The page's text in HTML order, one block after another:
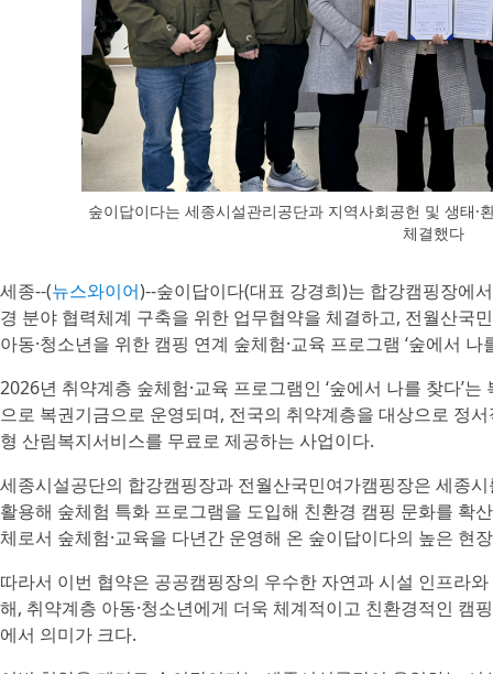
숲이답이다는 세종시설관리공단과 지역사회공헌 및 생태·
체결했다
세종--(뉴스와이어)--숲이답이다(대표 강경희)는 합강캠핑장에
경 분야 협력체계 구축을 위한 업무협약을 체결하고, 전월산국
아동·청소년을 위한 캠핑 연계 숲체험·교육 프로그램 ‘숲에서
2026년 취약계층 숲체험·교육 프로그램인 ‘숲에서 나를 찾다’
으로 복권기금으로 운영되며, 전국의 취약계층을 대상으로 정
형 산림복지서비스를 무료로 제공하는 사업이다.
세종시설공단의 합강캠핑장과 전월산국민여가캠핑장은 세종
활용해 숲체험 특화 프로그램을 도입해 친환경 캠핑 문화를 확
체로서 숲체험·교육을 다년간 운영해 온 숲이답이다의 높은 현
따라서 이번 협약은 공공캠핑장의 우수한 자연과 시설 인프라
해, 취약계층 아동·청소년에게 더욱 체계적이고 친환경적인 캠
에서 의미가 크다.